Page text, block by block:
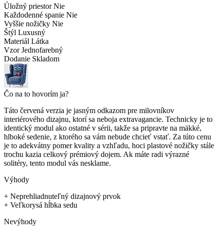
Úložný priestor Nie
Každodenné spanie Nie
Vyššie nožičky Nie
Štýl Luxusný
Materiál Látka
Vzor Jednofarebný
Dodanie Skladom
Čo na to hovorím ja?
Táto červená verzia je jasným odkazom pre milovníkov
interiérového dizajnu, ktorí sa neboja extravagancie. Technicky je to
identický modul ako ostatné v sérii, takže sa pripravte na mäkké,
hlboké sedenie, z ktorého sa vám nebude chcieť vstať. Za túto cenu
je to adekvátny pomer kvality a vzhľadu, hoci plastové nožičky stále
trochu kazia celkový prémiový dojem. Ak máte radi výrazné
solitéry, tento modul vás nesklame.
Výhody
+ Neprehliadnuteľný dizajnový prvok
+ Veľkorysá hĺbka sedu
Nevýhody